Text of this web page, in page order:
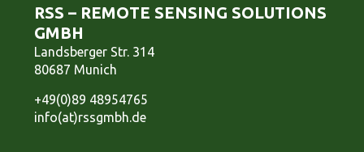
RSS – REMOTE SENSING SOLUTIONS
GMBH
Landsberger Str. 314
80687 Munich
+49(0)89 48954765
info(at)rssgmbh.de